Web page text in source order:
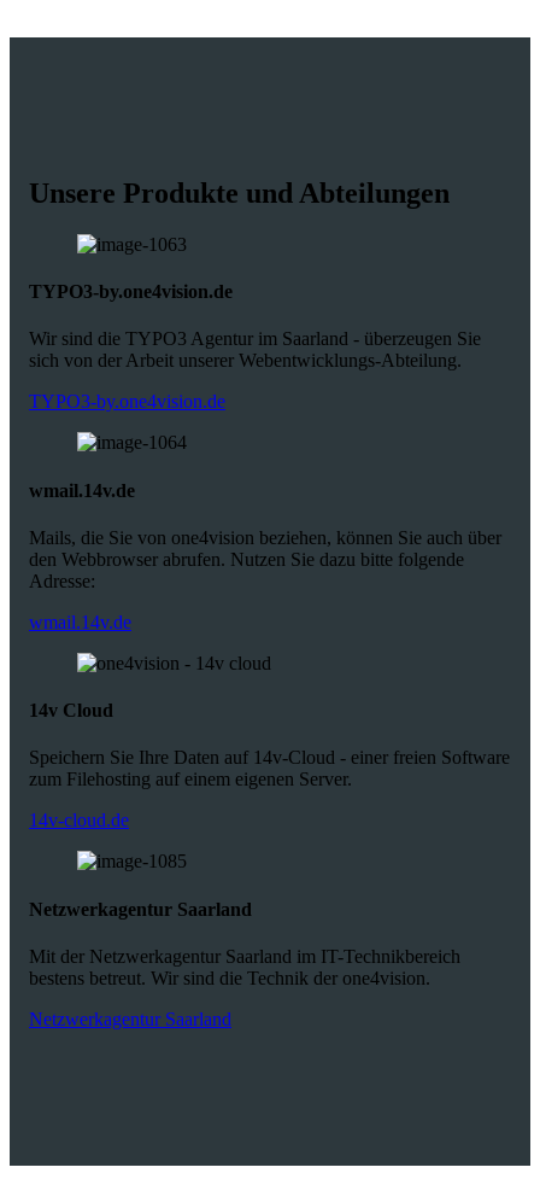
Unsere Produkte und Abteilungen
TYPO3-by.one4vision.de
Wir sind die TYPO3 Agentur im Saarland - überzeugen Sie
sich von der Arbeit unserer Webentwicklungs-Abteilung.
TYPO3-by.one4vision.de
wmail.14v.de
Mails, die Sie von one4vision beziehen, können Sie auch über
den Webbrowser abrufen. Nutzen Sie dazu bitte folgende
Adresse:
wmail.14v.de
14v Cloud
Speichern Sie Ihre Daten auf 14v-Cloud - einer freien Software
zum Filehosting auf einem eigenen Server.
14v-cloud.de
Netzwerkagentur Saarland
Mit der Netzwerkagentur Saarland im IT-Technikbereich
bestens betreut. Wir sind die Technik der one4vision.
Netzwerkagentur Saarland